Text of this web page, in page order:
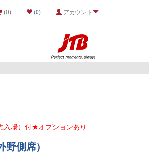
(0) (0) アカウント
入場）付★オプションあり
側席）